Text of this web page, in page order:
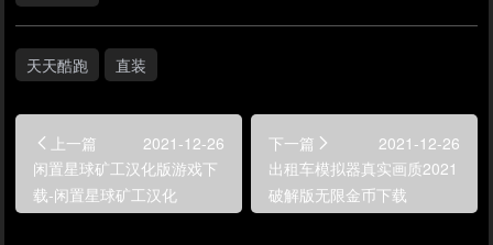
天天酷跑 直装
上一篇
2021-12-26
闲置星球矿工汉化版游戏下
载-闲置星球矿工汉化
下一篇
2021-12-26
出租车模拟器真实画质2021
破解版无限金币下载